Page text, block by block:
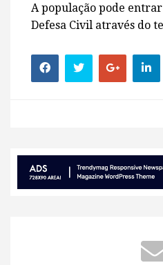
A população pode
Defesa Civil através do